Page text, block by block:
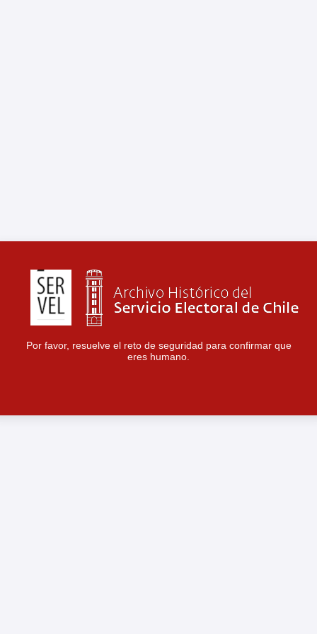
Por favor, resuelve el reto de seguridad para confirmar que
eres humano.